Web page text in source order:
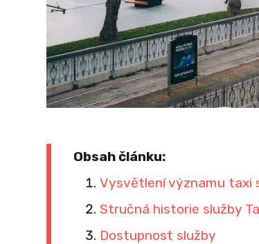
Obsah článku:
Vysvětlení významu taxi
Stručná historie služby
Dostupnost služby